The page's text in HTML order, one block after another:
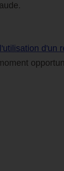
l'utilisation d'un